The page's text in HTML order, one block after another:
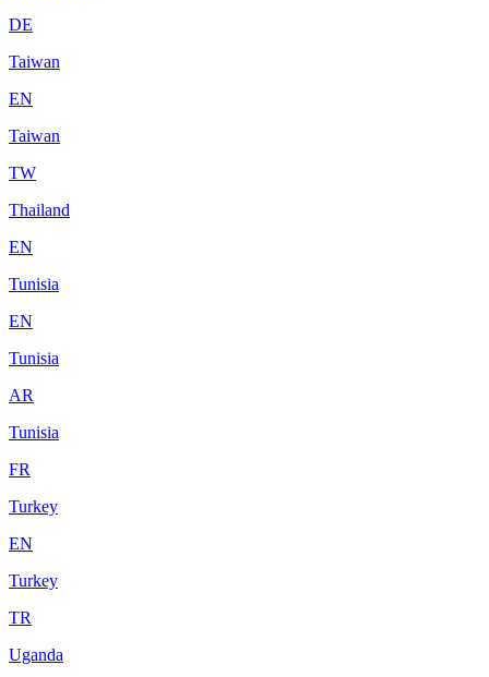
DE
Taiwan
EN
Taiwan
TW
Thailand
EN
Tunisia
EN
Tunisia
AR
Tunisia
FR
Turkey
EN
Turkey
TR
Uganda